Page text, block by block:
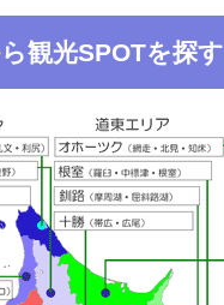
観光SPOTを探す